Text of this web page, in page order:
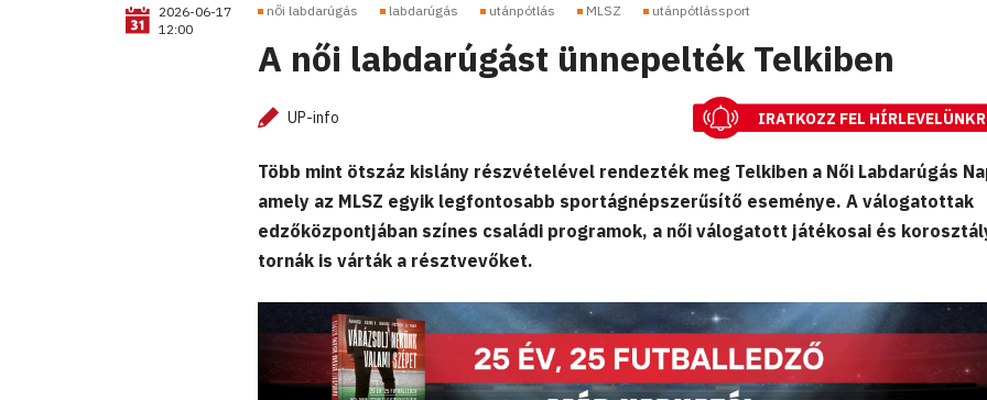
2026-06-17
12:00
női labdarúgás labdarúgás utánpótlás MLSZ utánpótlássport
A női labdarúgást ünnepelték Telkiben
UP-info IRATKOZZ FEL
Több mint ötszáz kislány részvételével rendezték meg Telkiben a Női Labdarúgás
amely az MLSZ egyik legfontosabb sportágnépszerűsítő eseménye. A válogatottak
edzőközpontjában színes családi programok, a női válogatott játékosai és
tornák is várták a résztvevőket.